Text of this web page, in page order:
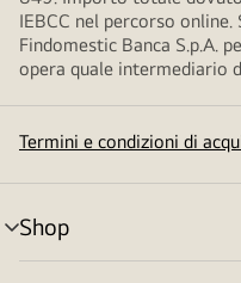
IEBCC nel percorso
Findomestic Banca S.p.A.
opera quale intermediario
Termini e condizioni di
Shop
Attivazione
menu